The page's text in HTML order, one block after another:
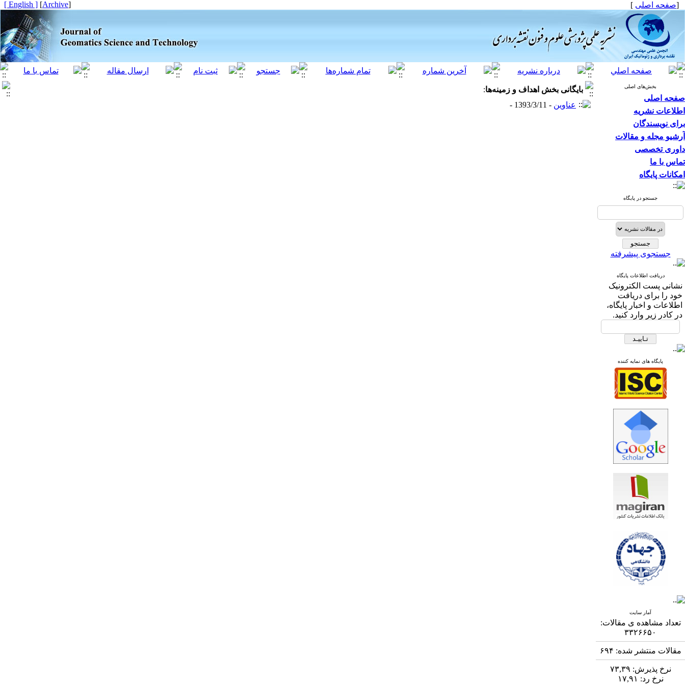
[صفحه اصلی ]
[
Archive
]
[ English ]
بخش‌های اصلی
صفحه اصلی
اطلاعات نشریه
برای نویسندگان
آرشیو مجله و مقالات
داوری تخصصی
تماس با ما
امکانات پایگاه
جستجو در پایگاه
جستجوی پیشرفته
دریافت اطلاعات پایگاه
نشانی پست الکترونیک
خود را برای دریافت
اطلاعات و اخبار پایگاه،
در کادر زیر وارد کنید.
پایگاه های نمایه کننده
آمار سایت
تعداد مشاهده ی مقالات:
۳۳۲۶۶۵۰
مقالات منتشر شده: ۶۹۴
نرخ پذیرش: ۷۳,۳۹
نرخ رد: ۱۷,۹۱
بایگانی بخش اهداف و زمینه‌ها:
عناوین - 1393/3/11 -